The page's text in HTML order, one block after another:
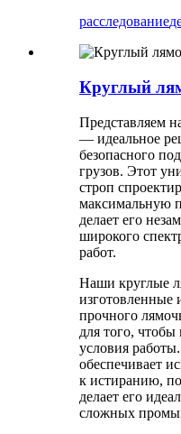
расследование
Круглый
Представляем
— идеальное
безопасного
грузов. Этот
строп
максимальную
делает его
широкого
работ.
Наши круглые
изготовленные
прочного
для того,
условия
обеспечивает
к истиранию,
делает его
сложных